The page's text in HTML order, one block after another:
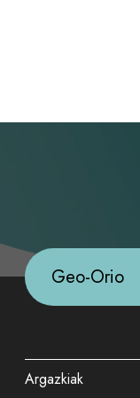
Geo-Orio
Argazkiak